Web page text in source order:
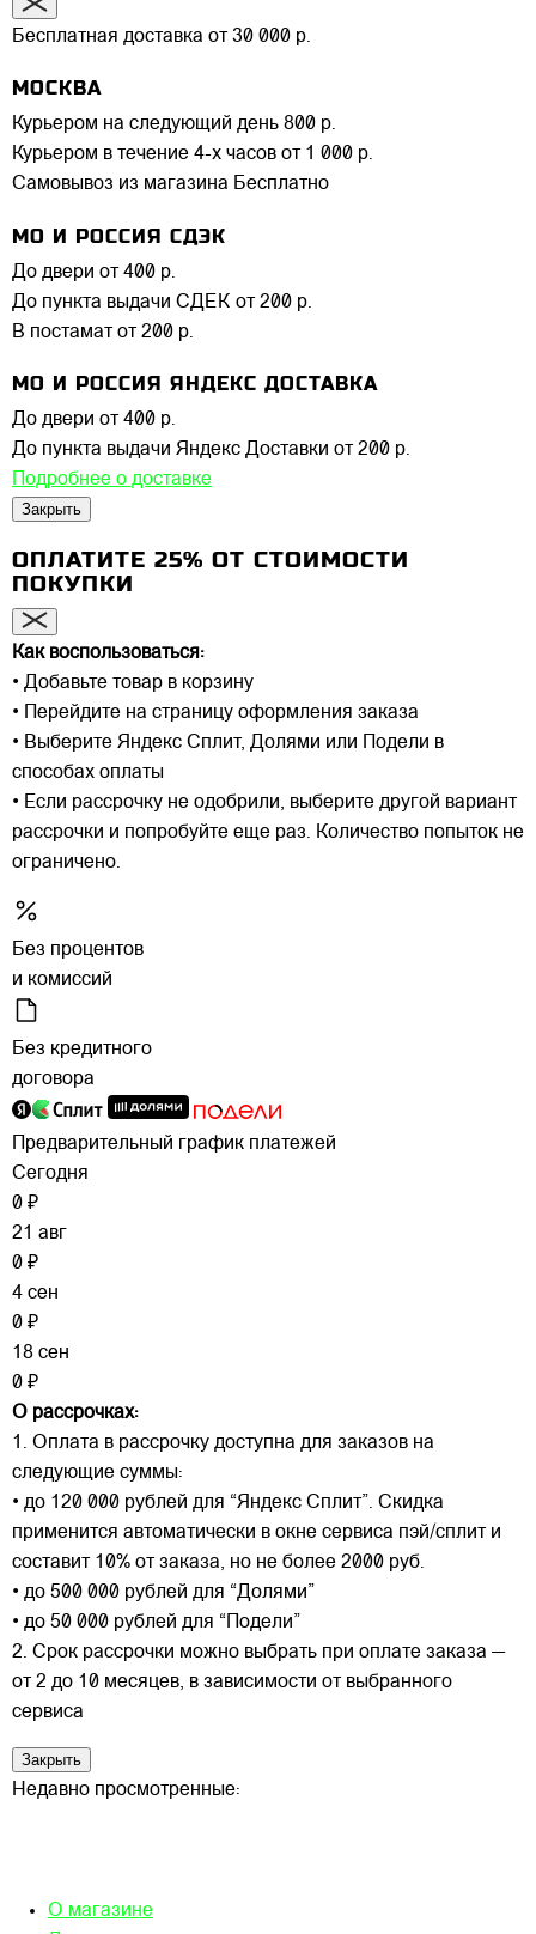
Бесплатная доставка от 30 000 р.
МОСКВА
Курьером на следующий день 800 р.
Курьером в течение 4-х часов от 1 000 р.
Самовывоз из магазина Бесплатно
МО И РОССИЯ СДЭК
До двери от 400 р.
До пункта выдачи СДЕК от 200 р.
В постамат от 200 р.
МО И РОССИЯ ЯНДЕКС ДОСТАВКА
До двери от 400 р.
До пункта выдачи Яндекс Доставки от 200 р.
Подробнее о доставке
Закрыть
ОПЛАТИТЕ 25% ОТ СТОИМОСТИ
ПОКУПКИ
Как воспользоваться:
• Добавьте товар в корзину
• Перейдите на страницу оформления заказа
• Выберите Яндекс Сплит, Долями или Подели в
способах оплаты
• Если рассрочку не одобрили, выберите другой вариант
рассрочки и попробуйте еще раз. Количество попыток не
ограничено.
Без процентов
и комиссий
Без кредитного
договора
Предварительный график платежей
Сегодня
0 ₽
21 авг
0 ₽
4 сен
0 ₽
18 сен
0 ₽
О рассрочках:
1. Оплата в рассрочку доступна для заказов на
следующие суммы:
• до 120 000 рублей для “Яндекс Сплит”. Скидка
применится автоматически в окне сервиса пэй/сплит и
составит 10% от заказа, но не более 2000 руб.
• до 500 000 рублей для “Долями”
• до 50 000 рублей для “Подели”
2. Срок рассрочки можно выбрать при оплате заказа —
от 2 до 10 месяцев, в зависимости от выбранного
сервиса
Закрыть
Недавно просмотренные:
О магазине